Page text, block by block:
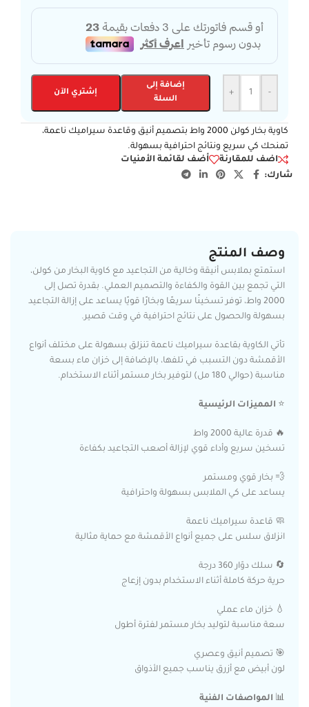
-
+
إضافة إلى
السلة
إشتري الآن
كاوية بخار كولن 2000 واط بتصميم أنيق وقاعدة سيراميك ناعمة،
تمنحك كي سريع ونتائج احترافية بسهولة.
اضف للمقارنة
أضف لقائمة الأمنيات
شارك:
وصف المنتج
استمتع بملابس أنيقة وخالية من التجاعيد مع كاوية البخار من كولن،
التي تجمع بين القوة والكفاءة والتصميم العملي. بقدرة تصل إلى
2000 واط، توفر تسخينًا سريعًا وبخارًا قويًا يساعد على إزالة التجاعيد
بسهولة والحصول على نتائج احترافية في وقت قصير.
تأتي الكاوية بقاعدة سيراميك ناعمة تنزلق بسهولة على مختلف أنواع
الأقمشة دون التسبب في تلفها، بالإضافة إلى خزان ماء بسعة
مناسبة (حوالي 180 مل) لتوفير بخار مستمر أثناء الاستخدام.
⭐ المميزات الرئيسية
🔥 قدرة عالية 2000 واط
تسخين سريع وأداء قوي لإزالة أصعب التجاعيد بكفاءة
💨 بخار قوي ومستمر
يساعد على كي الملابس بسهولة واحترافية
🧼 قاعدة سيراميك ناعمة
انزلاق سلس على جميع أنواع الأقمشة مع حماية مثالية
🔄 سلك دوّار 360 درجة
حرية حركة كاملة أثناء الاستخدام بدون إزعاج
💧 خزان ماء عملي
سعة مناسبة لتوليد بخار مستمر لفترة أطول
🎯 تصميم أنيق وعصري
لون أبيض مع أزرق يناسب جميع الأذواق
📊 المواصفات الفنية